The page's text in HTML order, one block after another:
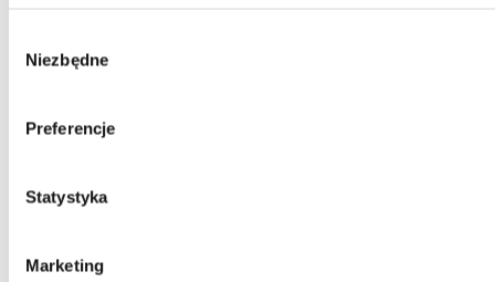
zgody
Niezbędne
Preferencje
Statystyka
Marketing
Bestseller